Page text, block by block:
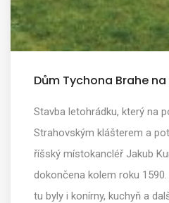
Dům Tychona Brahe
Stavba letohrádku, který na
Strahovským klášterem a
říšský místokancléř Jakub
dokončena kolem roku
tu byly i konírny, kuchyň a